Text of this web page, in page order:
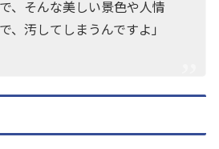
、そんな美しい景色や人情
、汚してしまうんですよ」